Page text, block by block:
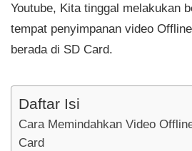
Youtube, Kita tinggal melakukan
tempat penyimpanan video
berada di SD Card.
Daftar Isi
Cara Memindahkan Video
Card